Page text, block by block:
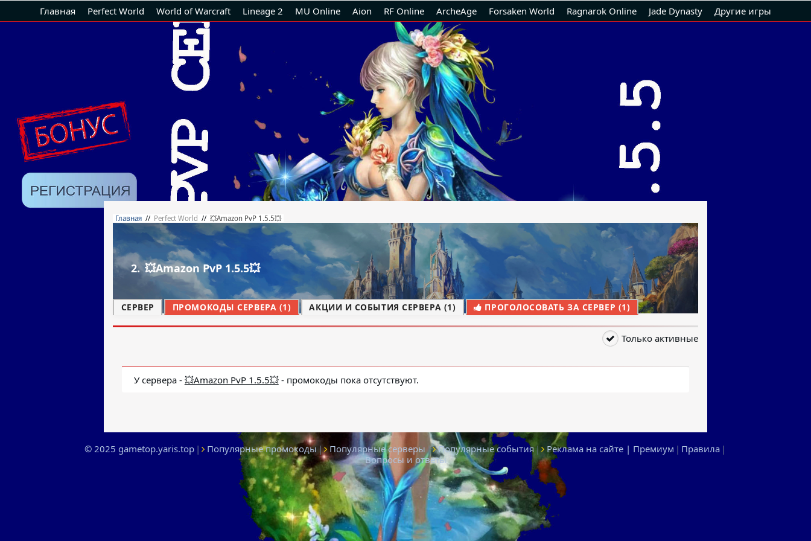
Главная Perfect World World of Warcraft Lineage 2 MU Online Aion RF Online ArcheAge Forsaken World Ragnarok Online Jade Dynasty Другие игры
Главная // Perfect World // 💥Amazon PvP 1.5.5💥
2. 💥Amazon PvP 1.5.5💥
СЕРВЕР ПРОМОКОДЫ СЕРВЕРА (1) АКЦИИ И СОБЫТИЯ СЕРВЕРА (1) ПРОГОЛОСОВАТЬ ЗА СЕРВЕР (1)
Только активные
У сервера - 💥Amazon PvP 1.5.5💥- промокоды пока отсутствуют.
© 2025 gametop.yaris.top | Популярные промокоды | Популярные серверы | Популярные события | Реклама на сайте | Премиум | Правила |
Вопросы и ответы